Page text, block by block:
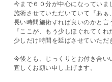
今まで６０分が中心になっていま
施術させていただいていて『あぁ
長い時間施術すれば良いのかと言
『ここが、もう少しほぐれてく
少しだけ時間を延ばさせていただ
今後とも、じっくりとお付き合い
宜しくお願い申し上げます。